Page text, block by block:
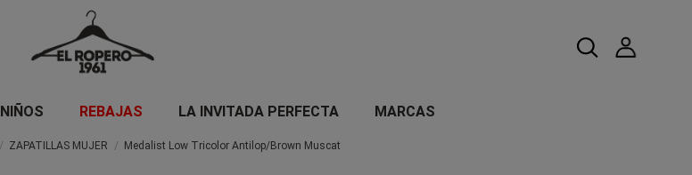
NIÑOS REBAJAS LA INVITADA PERFECTA MARCAS
ZAPATILLAS MUJER Medalist Low Tricolor Antilop/Brown Muscat